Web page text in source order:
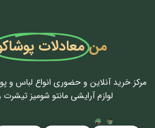
منمعادلات
مرکز خرید آنلاین و حضوری انواع لباس‌ و
لوازم آرایشی مانتو شومیز